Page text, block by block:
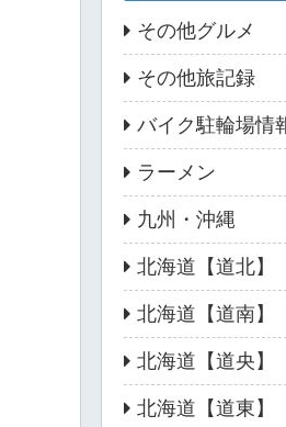
その他グルメ
その他旅記録
バイク駐輪場情
ラーメン
九州・沖縄
北海道【道北】
北海道【道南】
北海道【道央】
北海道【道東】